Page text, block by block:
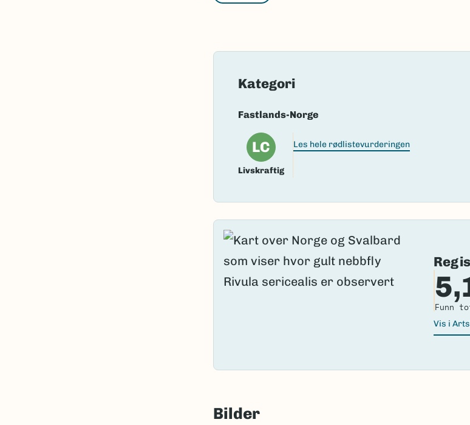
Nynorsk:gult nebbfly
Vitenskapelig navn ID:47168
Takson ID:
30391
Kategori
Fastlands-Norge
LC
Livskraftig
Les hele rødlistevurderingen
Funn
Vis i
(Ekstern
Bilder